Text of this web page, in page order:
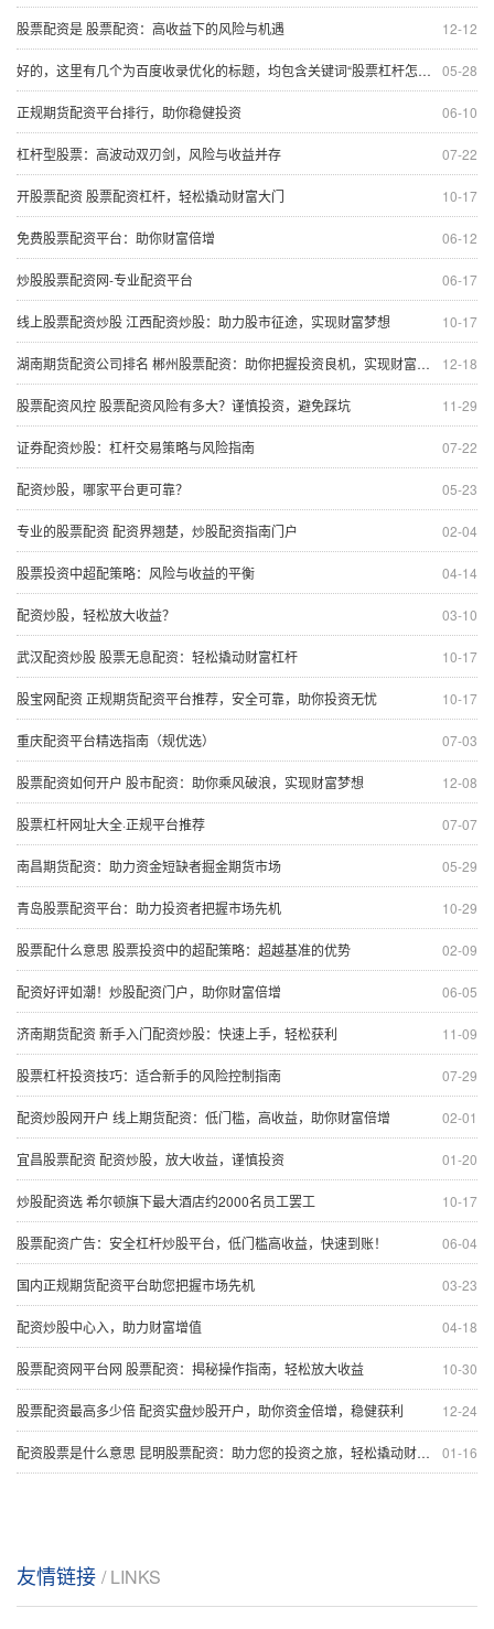
12-12
股票配资是 股票配资：高收益下的风险与机遇
05-28
好的，这里有几个为百度收录优化的标题，均包含关键词“股票杠杆怎么做”，且控制在以内：
06-10
正规期货配资平台排行，助你稳健投资
07-22
杠杆型股票：高波动双刃剑，风险与收益并存
10-17
开股票配资 股票配资杠杆，轻松撬动财富大门
06-12
免费股票配资平台：助你财富倍增
06-17
炒股股票配资网-专业配资平台
10-17
线上股票配资炒股 江西配资炒股：助力股市征途，实现财富梦想
12-18
湖南期货配资公司排名 郴州股票配资：助你把握投资良机，实现财富增值
11-29
股票配资风控 股票配资风险有多大？谨慎投资，避免踩坑
07-22
证券配资炒股：杠杆交易策略与风险指南
05-23
配资炒股，哪家平台更可靠？
02-04
专业的股票配资 配资界翘楚，炒股配资指南门户
04-14
股票投资中超配策略：风险与收益的平衡
03-10
配资炒股，轻松放大收益？
10-17
武汉配资炒股 股票无息配资：轻松撬动财富杠杆
10-17
股宝网配资 正规期货配资平台推荐，安全可靠，助你投资无忧
07-03
重庆配资平台精选指南（规优选）
12-08
股票配资如何开户 股市配资：助你乘风破浪，实现财富梦想
07-07
股票杠杆网址大全·正规平台推荐
05-29
南昌期货配资：助力资金短缺者掘金期货市场
10-29
青岛股票配资平台：助力投资者把握市场先机
02-09
股票配什么意思 股票投资中的超配策略：超越基准的优势
06-05
配资好评如潮！炒股配资门户，助你财富倍增
11-09
济南期货配资 新手入门配资炒股：快速上手，轻松获利
07-29
股票杠杆投资技巧：适合新手的风险控制指南
02-01
配资炒股网开户 线上期货配资：低门槛，高收益，助你财富倍增
01-20
宜昌股票配资 配资炒股，放大收益，谨慎投资
10-17
炒股配资选 希尔顿旗下最大酒店约2000名员工罢工
06-04
股票配资广告：安全杠杆炒股平台，低门槛高收益，快速到账！
03-23
国内正规期货配资平台助您把握市场先机
04-18
配资炒股中心入，助力财富增值
10-30
股票配资网平台网 股票配资：揭秘操作指南，轻松放大收益
12-24
股票配资最高多少倍 配资实盘炒股开户，助你资金倍增，稳健获利
01-16
配资股票是什么意思 昆明股票配资：助力您的投资之旅，轻松撬动财富杠杆
友情链接 / LINKS